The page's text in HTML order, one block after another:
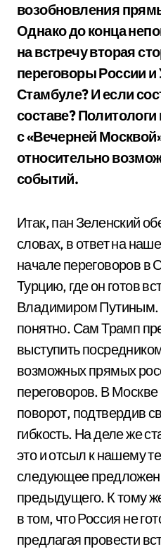
возобновления
Однако до конца
на встречу вторая
переговоры России
Стамбуле? И если
составе?
с «Вечерней
относительно
событий.
Итак, пан Зеленский
словах, в ответ на
начале переговоров в
Турцию, где он готов
Владимиром
понятно. Сам Трамп
выступить
возможных прямых
переговоров. В Москве
поворот, подтвердив
гибкость. На деле же
это и отсыл к нашему
следующее
предыдущего. К тому
в том, что Россия не
предлагая провести